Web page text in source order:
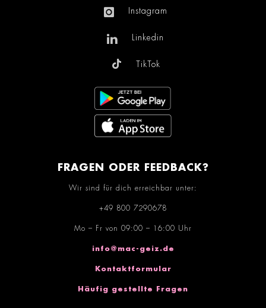
Instagram
Linkedin
TikTok
FRAGEN ODER FEEDBACK?
Wir sind für dich erreichbar unter:
+49 800 7290678
Mo – Fr von 09:00 – 16:00 Uhr
info@mac-geiz.de
Kontaktformular
Häufig gestellte Fragen